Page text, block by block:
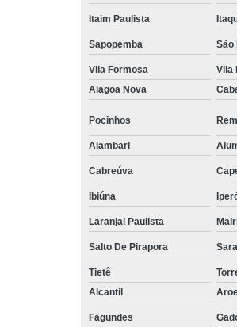
Itaim Paulista
Sapopemba São
Vila Formosa Vila
Alagoa Nova
Pocinhos
Alambari
Cabreúva
Ibiúna
Laranjal Paulista
Salto De Pirapora
Tietê
Alcantil
Fagundes